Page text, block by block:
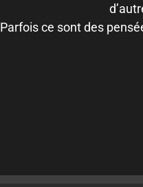
Parfois ce sont des